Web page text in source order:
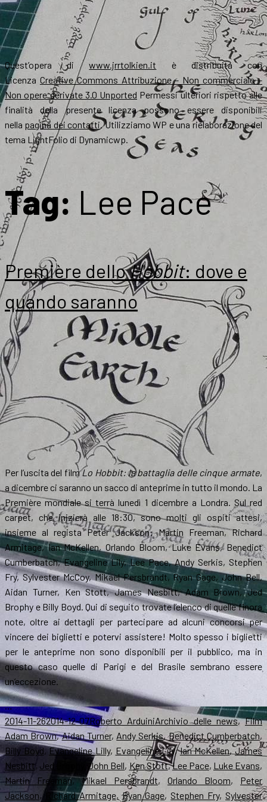
Quest’opera diwww.jrrtolkien.it è distribuita con
Licenza Creative Commons Attribuzione – Non commerciale –
Non opere derivate 3.0 Unported Permessi ulteriori rispetto alle
finalità della presente licenza possono essere disponibili
nella pagina dei contatti. Utilizziamo WP e una rielaborazione del
tema LightFolio di Dynamicwp.
Tag: Lee Pace
Première delloHobbit: dove e
quando saranno
Per l’uscita del filmLo Hobbit: la battaglia delle cinque armate,
a dicembre ci saranno un sacco di anteprime in tutto il mondo. La
Première mondiale si terrà lunedì 1 dicembre a Londra. Sul red
carpet, che inizierà alle 18:30, sono molti gli ospiti attesi,
insieme al regista Peter Jackson: Martin Freeman, Richard
Armitage, Ian McKellen, Orlando Bloom, Luke Evans, Benedict
Cumberbatch, Evangeline Lily, Lee Pace, Andy Serkis, Stephen
Fry, Sylvester McCoy, Mikael Persbrandt, Ryan Gage, John Bell,
Aidan Turner, Ken Stott, James Nesbitt, Adam Brown, Jed
Brophy e Billy Boyd. Qui di seguito trovate l’elenco di quelle finora
note, oltre ai dettagli per partecipare ad alcuni concorsi per
vincere dei biglietti e potervi assistere! Molto spesso i biglietti
per le anteprime non sono disponibili per il pubblico, ma in
questo caso quelle di Parigi e del Brasile sembrano essere
un’eccezione.
…
Scritto
il
2014-11-262014-12-07Autore
Roberto ArduiniCategorie
Archivio delle news,Film
Adam Brown,Aidan Turner, Andy Serkis,Benedict Cumberbatch,
Billy Boyd,Evangeline Lilly, Evangeline Lily,Ian McKellen,James
Nesbitt, Jed Brophy John Bell, Ken Stott,Lee Pace, Luke Evans,
Martin Freeman,Mikael Persbrandt, Orlando Bloom, Peter
Jackson, Richard Armitage,Ryan Gage, Stephen Fry, Sylvester